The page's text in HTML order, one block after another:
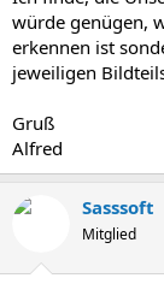
würde genügen,
erkennen ist
jeweiligen
Gruß
Alfred
Sasssoft
Mitglied